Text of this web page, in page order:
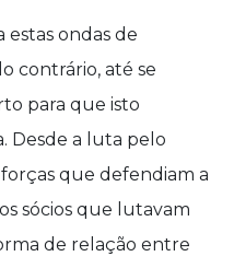
ondas de
contrário, até se
para que isto
Desde a luta pelo
que defendiam a
sócios que lutavam
de relação entre